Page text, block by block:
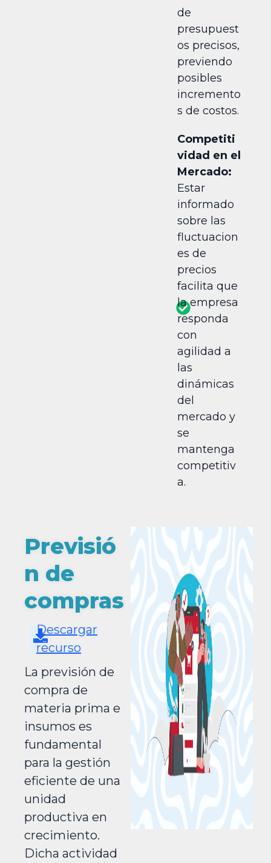
de
presupuest
os precisos,
previendo
posibles
incremento
s de costos.
Competiti
vidad en el
Mercado:
Estar
informado
sobre las
fluctuacion
es de
precios
facilita que
la empresa
responda
con
agilidad a
las
dinámicas
del
mercado y
se
mantenga
competitiv
a.
Previsió
n de
compras
Descargar
recurso
La previsión de
compra de
materia prima e
insumos es
fundamental
para la gestión
eficiente de una
unidad
productiva en
crecimiento.
Dicha actividad